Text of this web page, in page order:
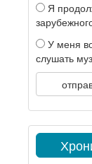
Я
У меня
слушать